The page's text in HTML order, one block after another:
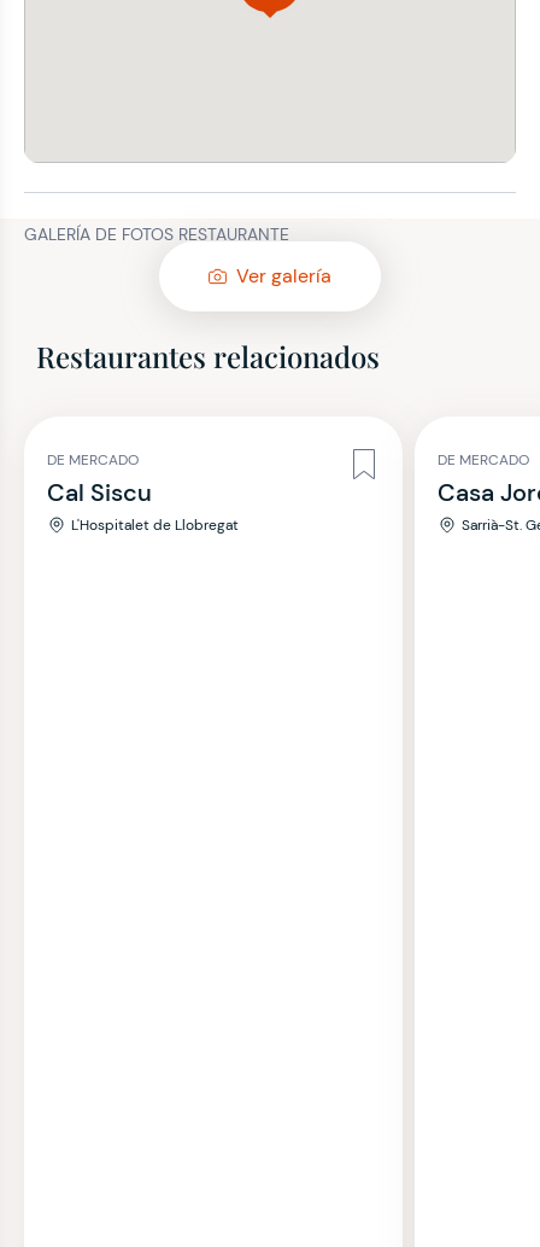
GALERÍA DE FOTOS RESTAURANTE
Ver galería
Restaurantes relacionados
DE MERCADO
Cal Siscu
L'Hospitalet de Llobregat
DE MERCADO
Casa
Sarrià-St.